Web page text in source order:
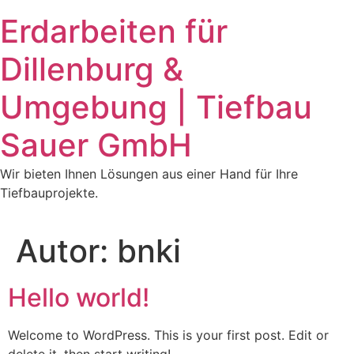
Inhalt
springen
Erdarbeiten für
Dillenburg &
Umgebung | Tiefbau
Sauer GmbH
Wir bieten Ihnen Lösungen aus einer Hand für Ihre
Tiefbauprojekte.
Autor: bnki
Hello world!
Welcome to WordPress. This is your first post. Edit or